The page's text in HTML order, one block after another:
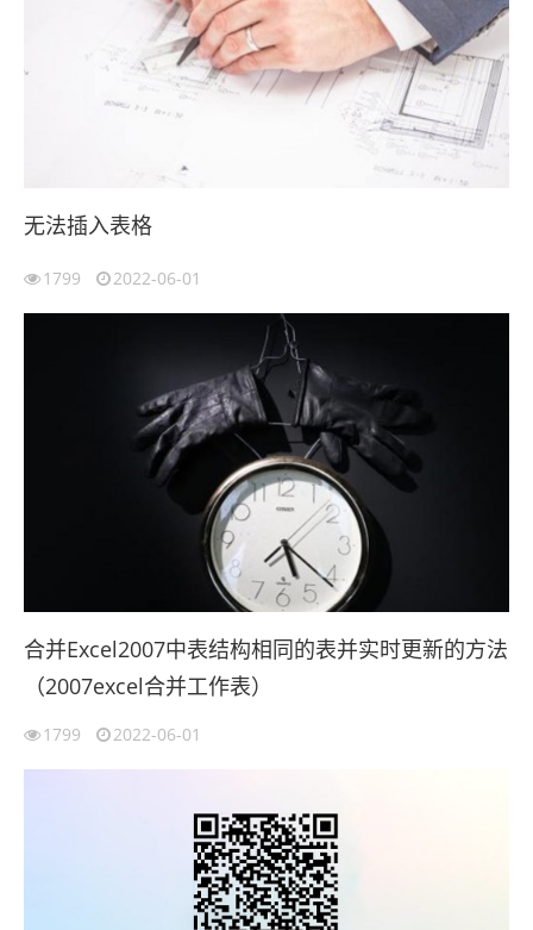
无法插入表格
1799 2022-06-01
合并Excel2007中表结构相同的表并实时更新的方法
（2007excel合并工作表）
1799 2022-06-01